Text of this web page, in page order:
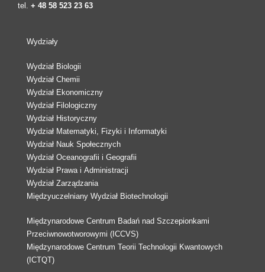
tel. + 48 58 523 23 63
Wydziały
Wydział Biologii
Wydział Chemii
Wydział Ekonomiczny
Wydział Filologiczny
Wydział Historyczny
Wydział Matematyki, Fizyki i Informatyki
Wydział Nauk Społecznych
Wydział Oceanografii i Geografii
Wydział Prawa i Administracji
Wydział Zarządzania
Międzyuczelniany Wydział Biotechnologii
Międzynarodowe Centrum Badań nad Szczepionkami
Przeciwnowotworowymi (ICCVS)
Międzynarodowe Centrum Teorii Technologii Kwantowych
(ICTQT)